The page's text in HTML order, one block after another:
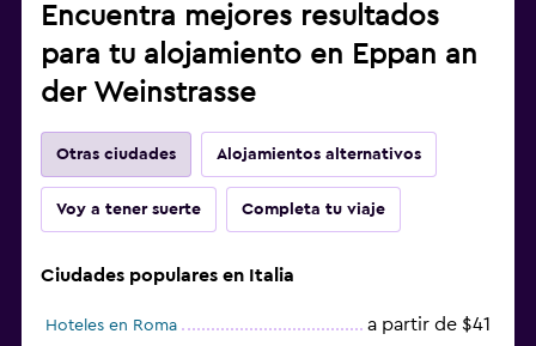
Encuentra mejores resultados
para tu alojamiento en Eppan an
der Weinstrasse
Otras ciudades Alojamientos alternativos
Voy a tener suerte Completa tu viaje
Ciudades populares en Italia
Hoteles en Roma a partir de $41